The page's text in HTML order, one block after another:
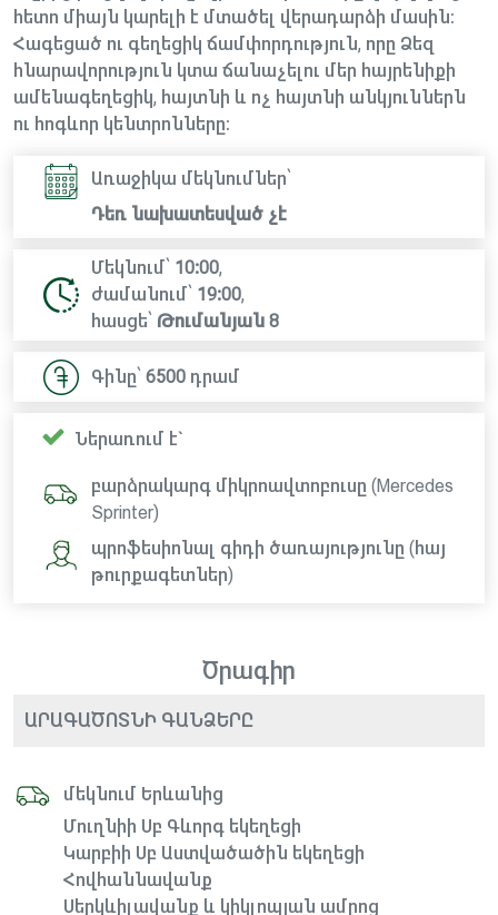
հետո միայն կարելի է մտածել վերադարձի մասին։
Հագեցած ու գեղեցիկ ճամփորդություն, որը Ձեզ
հնարավորություն կտա ճանաչելու մեր հայրենիքի
ամենագեղեցիկ, հայտնի և ոչ հայտնի անկյուններն
ու հոգևոր կենտրոնները։
Առաջիկա մեկնումներ՝
Դեռ նախատեսված չէ
Մեկնում՝ 10:00,
ժամանում՝ 19:00,
հասցե՝ Թումանյան 8
Գինը՝ 6500 դրամ
Ներառում է`
բարձրակարգ միկրոավտոբուսը (Mercedes
Sprinter)
պրոֆեսիոնալ գիդի ծառայությունը (հայ
թուրքագետներ)
Ծրագիր
ԱՐԱԳԱԾՈՏՆԻ ԳԱՆՁԵՐԸ
մեկնում Երևանից
Մուղնիի Սբ Գևորգ եկեղեցի
Կարբիի Սբ Աստվածածին եկեղեցի
Հովհաննավանք
Սերկևիլավանք և կիկլոպյան ամրոց